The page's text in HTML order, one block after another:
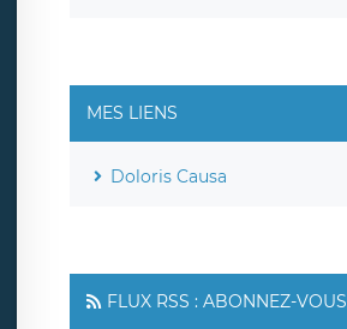
MES LIENS
Doloris Causa
FLUX RSS : ABONNEZ-VOUS